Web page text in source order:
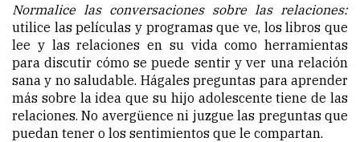
Normalice las conversaciones sobre las relaciones:
utilice las películas y programas que ve, los libros que
lee y las relaciones en su vida como herramientas
para discutir cómo se puede sentir y ver una relación
sana y no saludable. Hágales preguntas para aprender
más sobre la idea que su hijo adolescente tiene de las
relaciones. No avergüence ni juzgue las preguntas que
puedan tener o los sentimientos que le compartan.